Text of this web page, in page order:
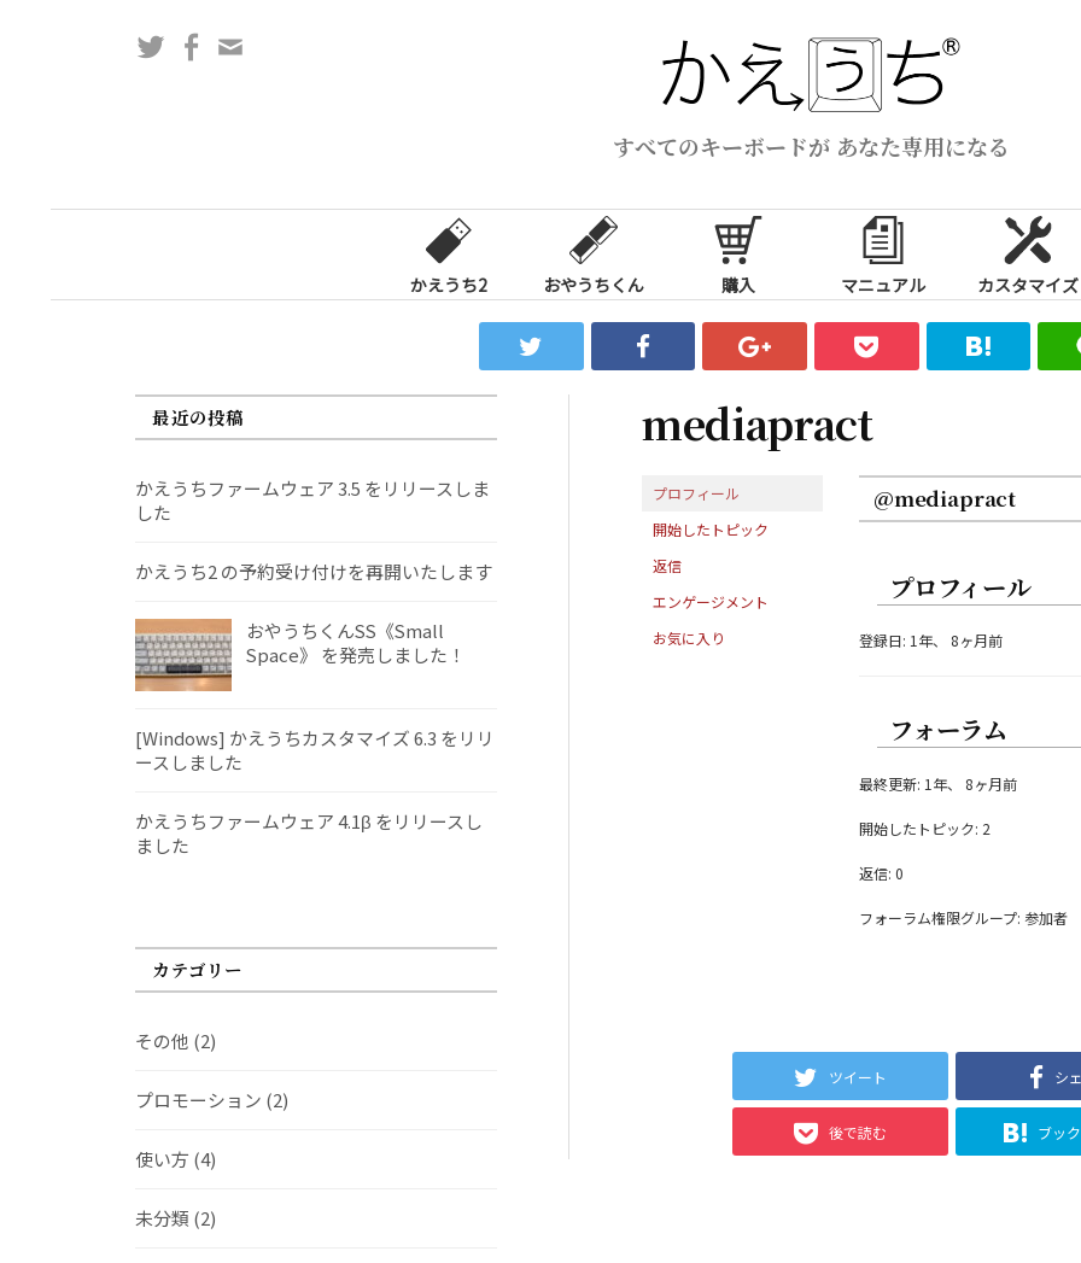
ス
すべてのキーボードが あなた専用になる
TwitterFacebook
かえうち2 おやうちくん 購入 マニュアル カスタマイズ
mediapract
プロフィール
開始したトピック
返信
エンゲージメント
お気に入り
@mediapract
プロフィール
登録日: 1年、 8ヶ月前
フォーラム
最終更新: 1年、 8ヶ月前
開始したトピック: 2
返信: 0
フォーラム権限グループ: 参加者
ツイート シ
後で読む ブッ
最近の投稿
かえうちファームウェア 3.5 をリリースしま
した
かえうち2 の予約受け付けを再開いたします
おやうちくんSS《Small
Space》 を発売しました！
[Windows] かえうちカスタマイズ 6.3 をリリ
ースしました
かえうちファームウェア 4.1β をリリースし
ました
カテゴリー
その他 (2)
プロモーション (2)
使い方 (4)
未分類 (2)